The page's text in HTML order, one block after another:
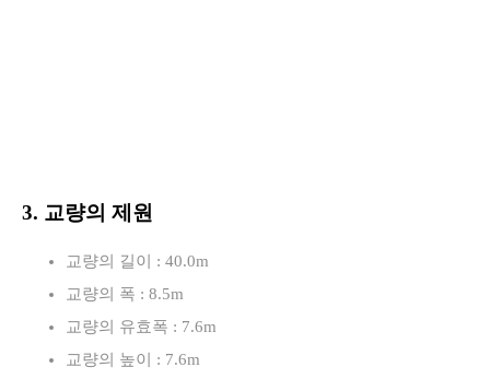
3. 교량의 제원
교량의 길이 : 40.0m
교량의 폭 : 8.5m
교량의 유효폭 : 7.6m
교량의 높이 : 7.6m